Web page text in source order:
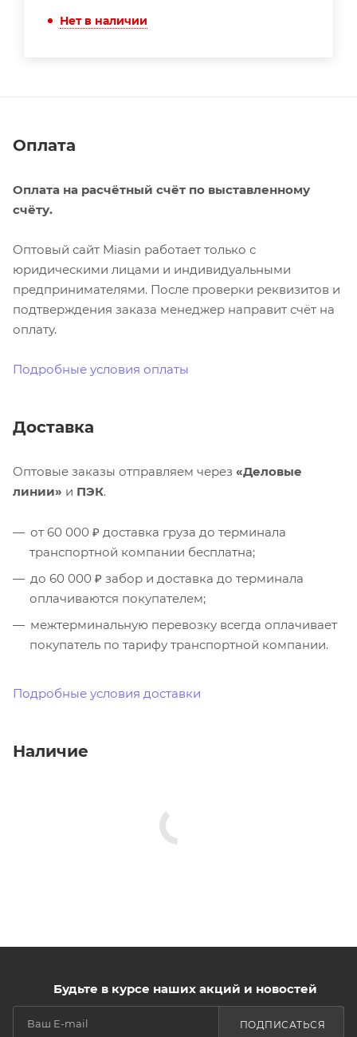
Нет в наличии
Оплата
Оплата на расчётный счёт по выставленному
счёту.
Оптовый сайт Miasin работает только с
юридическими лицами и индивидуальными
предпринимателями. После проверки реквизитов и
подтверждения заказа менеджер направит счёт на
оплату.
Подробные условия оплаты
Доставка
Оптовые заказы отправляем через «Деловые
линии» и ПЭК.
от 60 000 ₽ доставка груза до терминала
транспортной компании бесплатна;
до 60 000 ₽ забор и доставка до терминала
оплачиваются покупателем;
межтерминальную перевозку всегда оплачивает
покупатель по тарифу транспортной компании.
Подробные условия доставки
Наличие
Будьте в курсе наших акций и новостей
ПОДПИСАТЬСЯ